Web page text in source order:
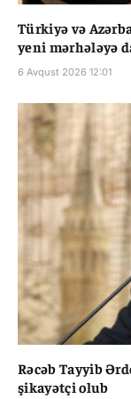
Türkiyə və
yeni mərhələyə
6 Avqust 2026 12:01
Rəcəb Tayyib
şikayətçi olub